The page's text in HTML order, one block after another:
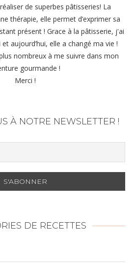
de superbes pâtisseries! La
thérapie, elle permet d’exprimer sa
présent ! Grace à la pâtisserie, j'ai
aujourd’hui, elle a changé ma vie !
nombreux à me suivre dans mon
gourmande !
Merci !
À NOTRE NEWSLETTER !
DE RECETTES